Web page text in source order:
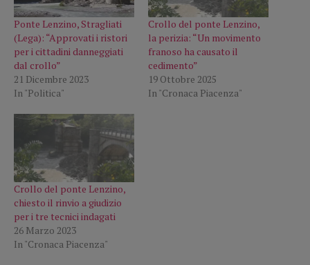
Ponte Lenzino, Stragliati
(Lega): “Approvati i ristori
per i cittadini danneggiati
dal crollo”
21 Dicembre 2023
In "Politica"
Crollo del ponte Lenzino,
la perizia: “Un movimento
franoso ha causato il
cedimento”
19 Ottobre 2025
In "Cronaca Piacenza"
Crollo del ponte Lenzino,
chiesto il rinvio a giudizio
per i tre tecnici indagati
26 Marzo 2023
In "Cronaca Piacenza"